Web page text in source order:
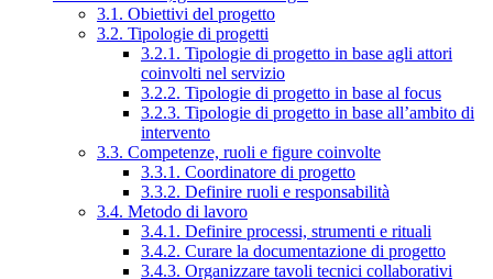
3.1. Obiettivi del progetto
3.2. Tipologie di progetti
3.2.1. Tipologie di progetto in base agli attori
coinvolti nel servizio
3.2.2. Tipologie di progetto in base al focus
3.2.3. Tipologie di progetto in base all’ambito di
intervento
3.3. Competenze, ruoli e figure coinvolte
3.3.1. Coordinatore di progetto
3.3.2. Definire ruoli e responsabilità
3.4. Metodo di lavoro
3.4.1. Definire processi, strumenti e rituali
3.4.2. Curare la documentazione di progetto
3.4.3. Organizzare tavoli tecnici collaborativi